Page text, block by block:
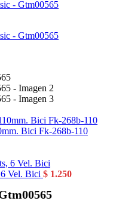
Bici Fk-268b-110
Vel. Bici $ 1.250